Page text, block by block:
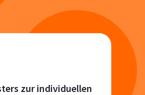
zur individuellen